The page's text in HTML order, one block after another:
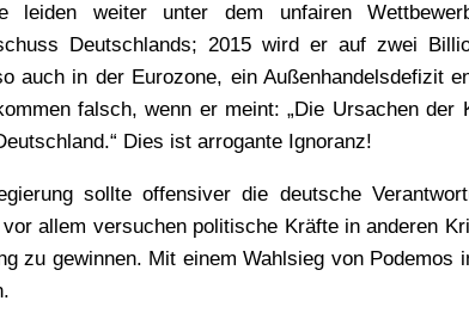
leiden weiter unter dem unfairen
Deutschlands; 2015 wird er auf zwei
auch in der Eurozone, ein Außenhandelsdefizit
falsch, wenn er meint: „Die Ursachen
Dies ist arrogante Ignoranz!
sollte offensiver die deutsche
allem versuchen politische Kräfte in anderen
zu gewinnen. Mit einem Wahlsieg von